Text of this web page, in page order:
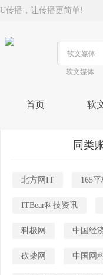
U传播，让传播更简单!
软文媒体
首页 软
同类
北方网IT 165平
ITBear科技资讯
科极网 中国经
砍柴网 中国网